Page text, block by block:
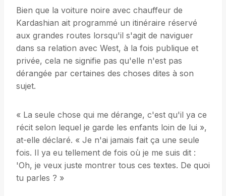
Bien que la voiture noire avec chauffeur de
Kardashian ait programmé un itinéraire réservé
aux grandes routes lorsqu'il s'agit de naviguer
dans sa relation avec West, à la fois publique et
privée, cela ne signifie pas qu'elle n'est pas
dérangée par certaines des choses dites à son
sujet.
« La seule chose qui me dérange, c'est qu'il ya ce
récit selon lequel je garde les enfants loin de lui »,
at-elle déclaré. « Je n'ai jamais fait ça une seule
fois. Il ya eu tellement de fois où je me suis dit :
'Oh, je veux juste montrer tous ces textes. De quoi
tu parles ? »